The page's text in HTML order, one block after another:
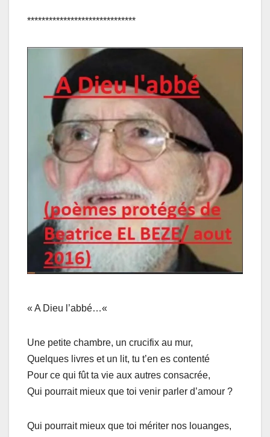
******************************
« A Dieu l’abbé…«
Une petite chambre, un crucifix au mur,
Quelques livres et un lit, tu t’en es contenté
Pour ce qui fût ta vie aux autres consacrée,
Qui pourrait mieux que toi venir parler d’amour ?
Qui pourrait mieux que toi mériter nos louanges,